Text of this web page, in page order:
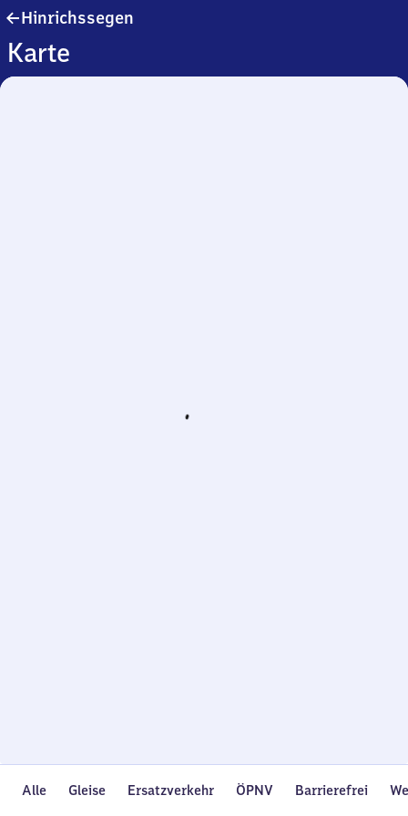
Hinrichssegen
Karte
Alle Gleise Ersatzverkehr ÖPNV Barrierefrei